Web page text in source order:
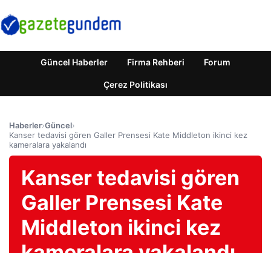
Güncel Haberler Firma Rehberi Forum
Çerez Politikası
Haberler›Güncel›
Kanser tedavisi gören Galler Prensesi Kate Middleton ikinci kez
kameralara yakalandı
Kanser tedavisi gören
Galler Prensesi Kate
Middleton ikinci kez